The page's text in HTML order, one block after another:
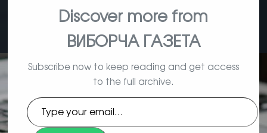
влада, вибори, народ
Наприкінці минулого року
відбулися зміни у сфері
Discover more from
ВИБОРЧА ГАЗЕТА
Subscribe now to keep reading and get access
to the full archive.
Type
your